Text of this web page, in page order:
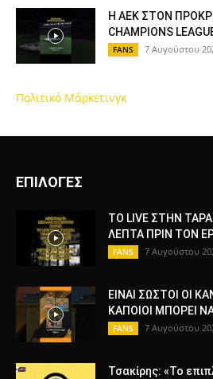
Η ΑΕΚ ΣΤΟΝ
CHAMPIONS
FANS 7 Αυγούστου
Πολιτικό Μάρκετινγκ
ΕΠΙΛΟΓΕΣ
ΤΟ LIVE ΣΤΗΝ
ΛΕΠΤΑ ΠΡΙΝ ΤΟΝ
FANS 7 Αυγούστου
ΕΙΝΑΙ ΣΩΣΤΟΙ ΟΙ
ΚΑΠΟΙΟΙ ΜΠΟΡΕΙ
FANS 7 Αυγούστου
Τσακίρης: «Το